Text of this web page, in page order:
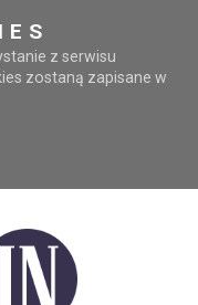
z serwisu
zostaną zapisane w